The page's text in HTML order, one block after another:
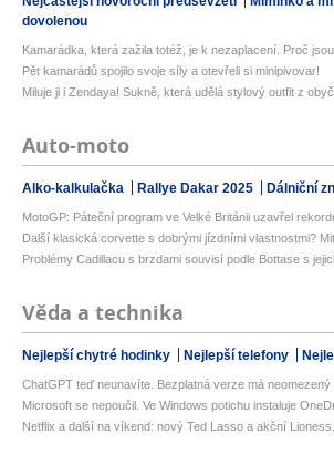
dovolenou
Kamarádka, která zažila totéž, je k nezaplacení. Proč jsou
Pět kamarádů spojilo svoje síly a otevřeli si minipivovar!
Miluje ji i Zendaya! Sukně, která udělá stylový outfit z
Auto-moto
Alko-kalkulačka Rallye Dakar 2025 Dálniční
MotoGP: Páteční program ve Velké Británii uzavřel
Další klasická corvette s dobrými jízdními vlastnostmi?
Problémy Cadillacu s brzdami souvisí podle Bottase s
Věda a technika
Nejlepší chytré hodinky Nejlepší telefony
ChatGPT teď neunavíte. Bezplatná verze má neomezený
Microsoft se nepoučil. Ve Windows potichu instaluje
Netflix a další na víkend: nový Ted Lasso a akční Lioness.